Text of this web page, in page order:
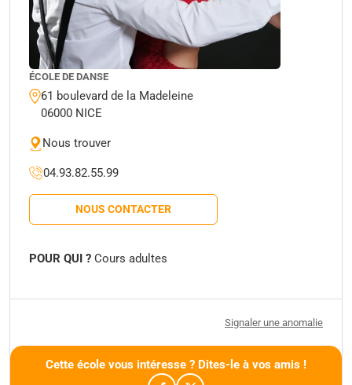
ÉCOLE DE DANSE
61 boulevard de la Madeleine
06000 NICE
Nous trouver
04.93.82.55.99
NOUS CONTACTER
POUR QUI ? Cours adultes
Signaler une anomalie
Cette école vous intéresse ? Dites-le à vos amis !